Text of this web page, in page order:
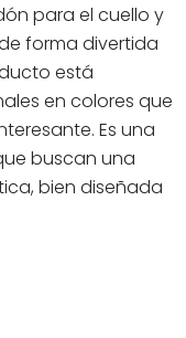
para el cuello y
forma divertida
está
en colores que
Es una
buscan una
bien diseñada